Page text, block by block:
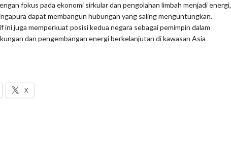
fokus pada ekonomi sirkular dan pengolahan limbah menjadi energi,
dapat membangun hubungan yang saling menguntungkan.
ini juga memperkuat posisi kedua negara sebagai pemimpin dalam
dan pengembangan energi berkelanjutan di kawasan Asia
X